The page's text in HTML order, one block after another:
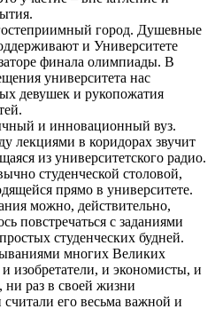
город. Душевные
и Университете
финала олимпиады. В
университета нас
девушек и рукопожатия
и инновационный вуз.
лекциями в коридорах звучит
из университетского радио.
студенческой столовой,
прямо в университете.
можно, действительно,
повстречаться с заданиями
студенческих будней.
многих Великих
изобретатели, и экономисты, и
раз в своей жизни
его весьма важной и